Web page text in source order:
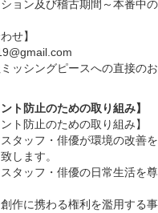
ョン及び稽古期間～本番中
せ】
ッシングピースへの直接の
ント防止のための取り組み】
ント防止のための取り組み】
タッフ・俳優が環境の改善
します。
タッフ・俳優の日常生活を
作に携わる権利を濫用する